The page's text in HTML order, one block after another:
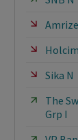
Sika N
The
Grp I